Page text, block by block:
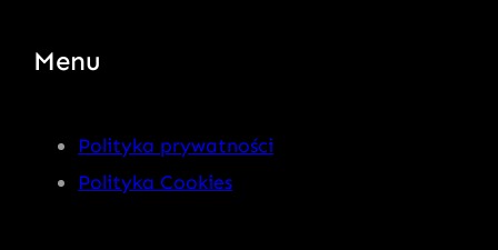
Menu
Polityka prywatności
Polityka Cookies